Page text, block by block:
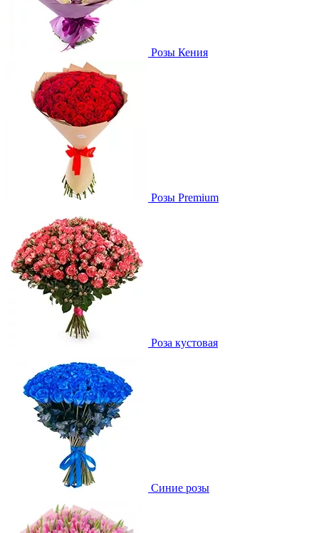
Розы Кения
Розы Premium
Роза кустовая
Синие розы